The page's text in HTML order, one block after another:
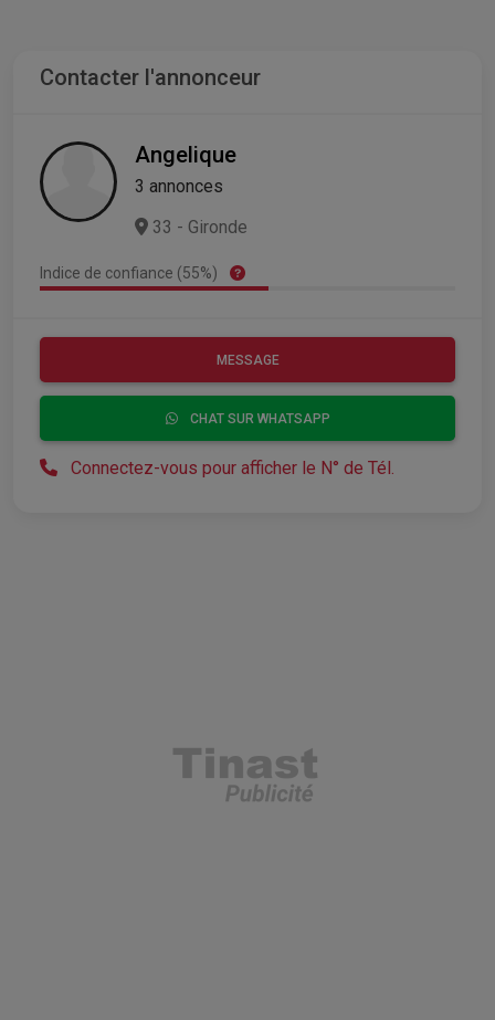
Contacter l'annonceur
Angelique
3 annonces
33 - Gironde
Indice de confiance (55%)
MESSAGE
CHAT SUR WHATSAPP
Connectez-vous pour afficher le N° de Tél.